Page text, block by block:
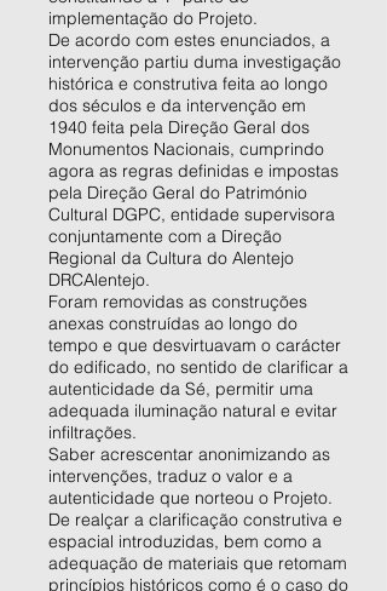
implementação do Projeto.
De acordo com estes enunciados, a
intervenção partiu duma investigação
histórica e construtiva feita ao longo
dos séculos e da intervenção em
1940 feita pela Direção Geral dos
Monumentos Nacionais, cumprindo
agora as regras definidas e impostas
pela Direção Geral do Património
Cultural DGPC, entidade supervisora
conjuntamente com a Direção
Regional da Cultura do Alentejo
DRCAlentejo.
Foram removidas as construções
anexas construídas ao longo do
tempo e que desvirtuavam o carácter
do edificado, no sentido de clarificar a
autenticidade da Sé, permitir uma
adequada iluminação natural e evitar
infiltrações.
Saber acrescentar anonimizando as
intervenções, traduz o valor e a
autenticidade que norteou o Projeto.
De realçar a clarificação construtiva e
espacial introduzidas, bem como a
adequação de materiais que retomam
princípios históricos como é o caso do